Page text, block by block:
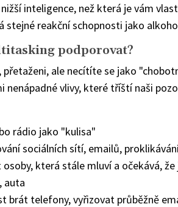
inteligence, než která je vám
stejné reakční schopnosti jako
podporovat?
přetaženi, ale necítíte se jako
nenápadné vlivy, které tříští naši
rádio jako "kulisa"
sociálních sítí, emailů,
která stále mluví a očekává,
auta
brát telefony, vyřizovat průběžně